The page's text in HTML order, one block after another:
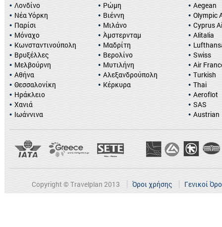
Λονδίνο
Νέα Υόρκη
Παρίσι
Μόναχο
Κωνσταντινούπολη
Βρυξέλλες
Ρώμη
Βιέννη
Μιλάνο
Άμστερνταμ
Μαδρίτη
Βερολίνο
Μελβούρνη
Αθήνα
Θεσσαλονίκη
Ηράκλειο
Χανιά
Ιωάννινα
Μυτιλήνη
Αλεξανδρούπολη
Κέρκυρα
Aegean
Olympic
Cyprus
Alitalia
Swiss
Air
Turkish
Thai
Aeroflot
SAS
Austrian
Copyright © Travelplan 2013 Όροι χρήσης Γενικοί